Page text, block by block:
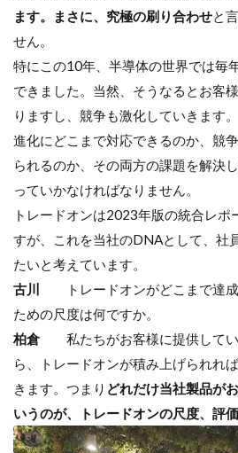
ます。まさに、究極の刷り合わせと
せん。
特にこの10年、半導体の世界では毎
できました。当然、そうなるとお客
りますし、競争も激化していきます
進化にどこまで対応できるのか、競
られるのか、その両方の課題を解決
っていかなければなりません。
トレードオンは2023年版の統合レポ
すが、これを当社のDNAとして、社
たいと考えています。
古川
トレードオンがどこまで達成
ための尺度は何ですか。
柏倉私たちがお客様に提供してい
ら、トレードオンが積み上げられれ
きます。つまり どれだけ当社製品が
いうのが、トレードオンの尺度、評